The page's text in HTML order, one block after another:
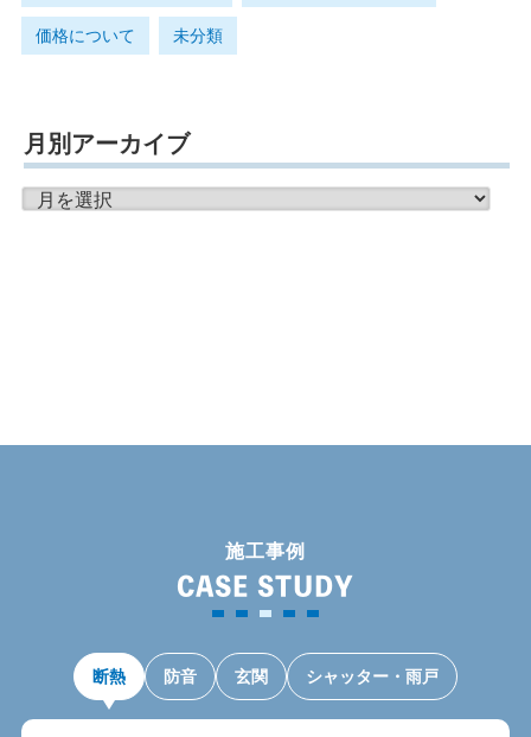
価格について 未分類
月別アーカイブ
月
別
施工事例
CASE STUDY
断熱 防音 玄関 シャッター・雨戸